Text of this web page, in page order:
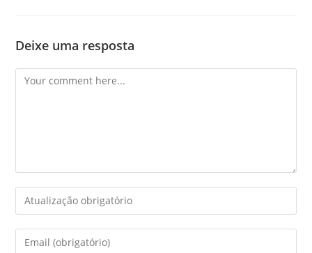
Deixe uma resposta